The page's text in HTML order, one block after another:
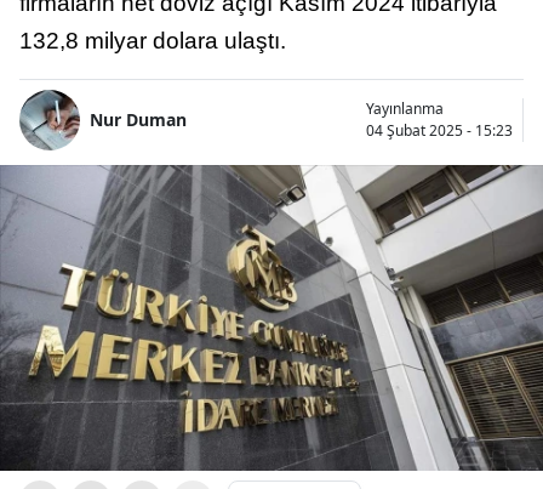
132,8 milyar dolara ulaştı.
Nur Duman
Yayınlanma
04 Şubat 2025 - 15:23